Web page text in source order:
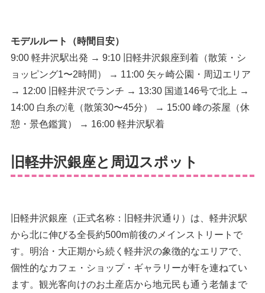
モデルルート（時間目安）
9:00 軽井沢駅出発 → 9:10 旧軽井沢銀座到着（散策・シ
ョッピング1〜2時間） → 11:00 矢ヶ崎公園・周辺エリア
→ 12:00 旧軽井沢でランチ → 13:30 国道146号で北上 →
14:00 白糸の滝（散策30〜45分） → 15:00 峰の茶屋（休
憩・景色鑑賞） → 16:00 軽井沢駅着
旧軽井沢銀座と周辺スポット
旧軽井沢銀座（正式名称：旧軽井沢通り）は、軽井沢駅
から北に伸びる全長約500m前後のメインストリートで
す。明治・大正期から続く軽井沢の象徴的なエリアで、
個性的なカフェ・ショップ・ギャラリーが軒を連ねてい
ます。観光客向けのお土産店から地元民も通う老舗まで